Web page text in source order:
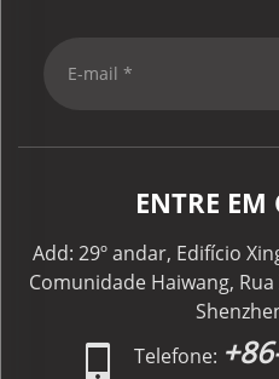
ENTRE
Add: 29º andar, Edifício
Comunidade Haiwang,
Telefone: